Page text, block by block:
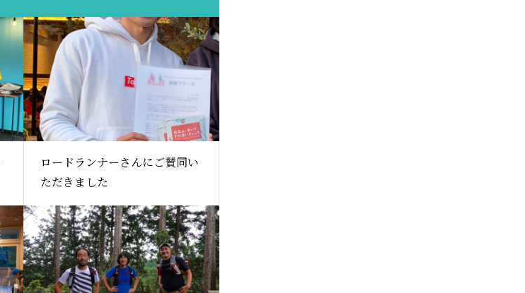
ロードランナーさんにご賛同い
ただきました